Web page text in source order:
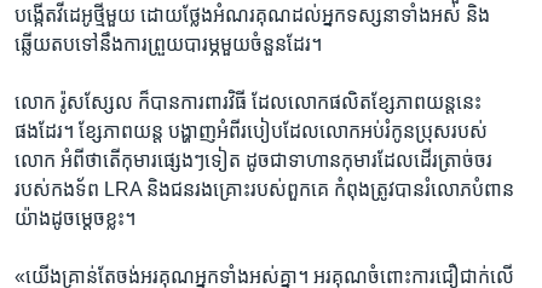
បង្កើត​វីដេអូ​ថ្មី​មួយ ដោយ​ថ្លែង​អំណរ​គុណ​ដល់​អ្នក​ទស្សនា​ទាំងអស់ និង​
ឆ្លើយតប​ទៅនឹង​ការ​ព្រួយបារម្ភមួយ​ចំនួន​ដែរ។
លោក រ៉ូសស្សែល ក៏បាន​ការពារ​វិធី​ ដែល​លោកផលិត​ខ្សែភាពយន្ត​នេះ
ផងដែរ។ ខ្សែភាពយន្ត ​បង្ហាញ​អំពី​របៀប​ដែល​លោក​អប់រំ​កូនប្រុស​របស់​
លោក ​អំពី​ថាតើកុមារ​ផ្សេងៗ​ទៀត ដូចជា​ទាហាន​កុមារ​ដែល​ដើរត្រាច់ចរ
របស់​កងទ័ព LRA និង​ជនរងគ្រោះ​របស់​ពួកគេ កំពុង​ត្រូវបាន​រំលោភ​បំពាន
យ៉ាងដូចម្តេច​ខ្លះ។
«យើង​គ្រាន់តែ​ចង់​អរគុណ​អ្នកទាំងអស់​គ្នា។ អរគុណ​ចំពោះ​ការ​ជឿជាក់លើ​